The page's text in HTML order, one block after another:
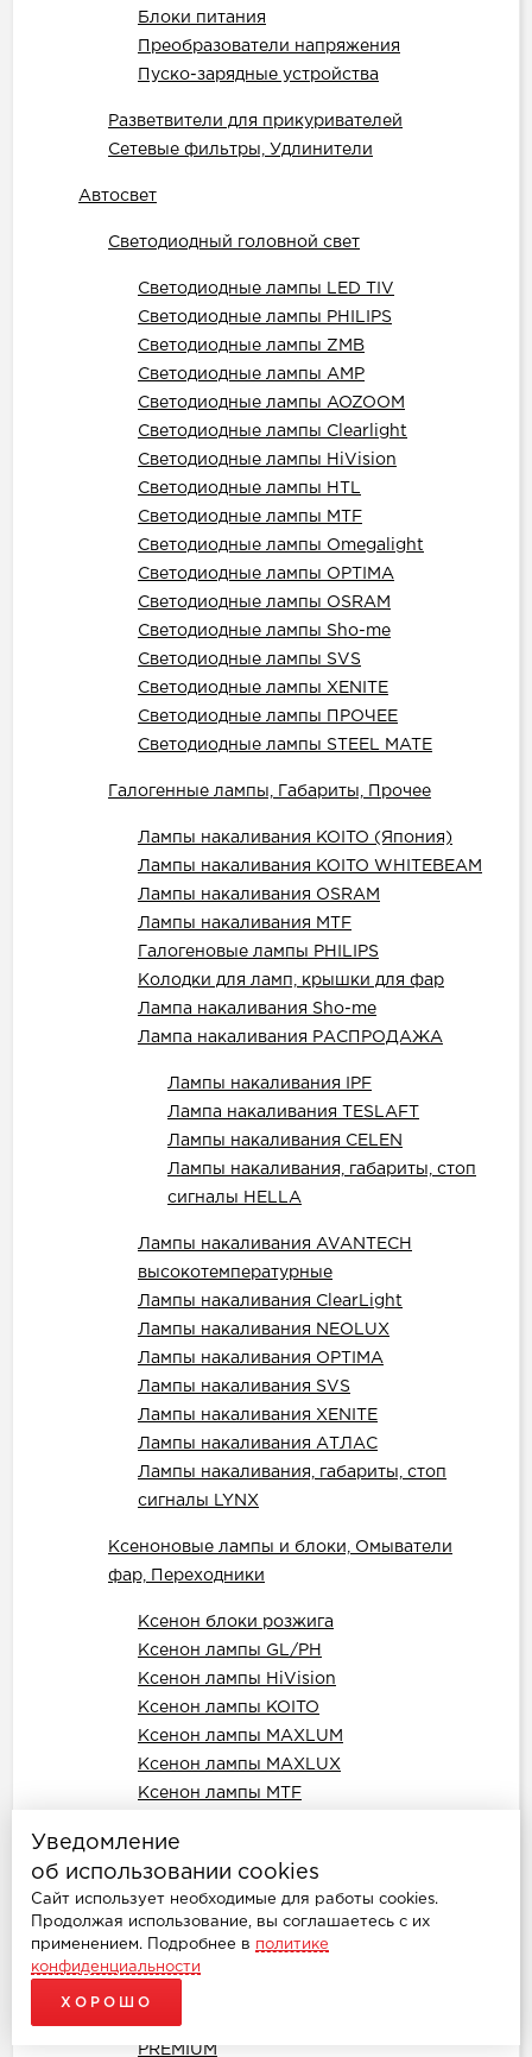
Блоки питания
Преобразователи напряжения
Пуско-зарядные устройства
Разветвители для прикуривателей
Сетевые фильтры, Удлинители
Автосвет
Светодиодный головной свет
Светодиодные лампы LED TIV
Светодиодные лампы PHILIPS
Светодиодные лампы ZMB
Светодиодные лампы AMP
Светодиодные лампы AOZOOM
Светодиодные лампы Clearlight
Светодиодные лампы HiVision
Светодиодные лампы HTL
Светодиодные лампы MTF
Светодиодные лампы Omegalight
Светодиодные лампы OPTIMA
Светодиодные лампы OSRAM
Светодиодные лампы Sho-me
Светодиодные лампы SVS
Светодиодные лампы XENITE
Светодиодные лампы ПРОЧЕЕ
Светодиодные лампы STEEL MATE
Галогенные лампы, Габариты, Прочее
Лампы накаливания KOITO (Япония)
Лампы накаливания KOITO WHITEBEAM
Лампы накаливания OSRAM
Лампы накаливания MTF
Галогеновые лампы PHILIPS
Колодки для ламп, крышки для фар
Лампа накаливания Sho-me
Лампа накаливания РАСПРОДАЖА
Лампы накаливания IPF
Лампа накаливания TESLAFT
Лампы накаливания CELEN
Лампы накаливания, габариты, стоп
сигналы HELLA
Лампы накаливания AVANTECH
высокотемпературные
Лампы накаливания ClearLight
Лампы накаливания NEOLUX
Лампы накаливания OPTIMA
Лампы накаливания SVS
Лампы накаливания XENITE
Лампы накаливания АТЛАС
Лампы накаливания, габариты, стоп
сигналы LYNX
Ксеноновые лампы и блоки, Омыватели
фар, Переходники
Ксенон блоки розжига
Ксенон лампы GL/PH
Ксенон лампы HiVision
Ксенон лампы KOITO
Ксенон лампы MAXLUM
Ксенон лампы MAXLUX
Ксенон лампы MTF
Ксенон лампы OSRAM
Ксенон лампы PHILIPS ( REPLIKA)
Ксенон лампы Sho-Me
Ксенон лампы Sho-me MaxVision D
Ксенон лампы SVS цоколь "D"
Ксеноновые лампы Clearlight XENON
PREMIUM
Уведомление
об использовании cookies
Сайт использует необходимые для работы cookies.
Продолжая использование, вы соглашаетесь с их
применением. Подробнее в политике
конфиденциальности
ХОРОШО